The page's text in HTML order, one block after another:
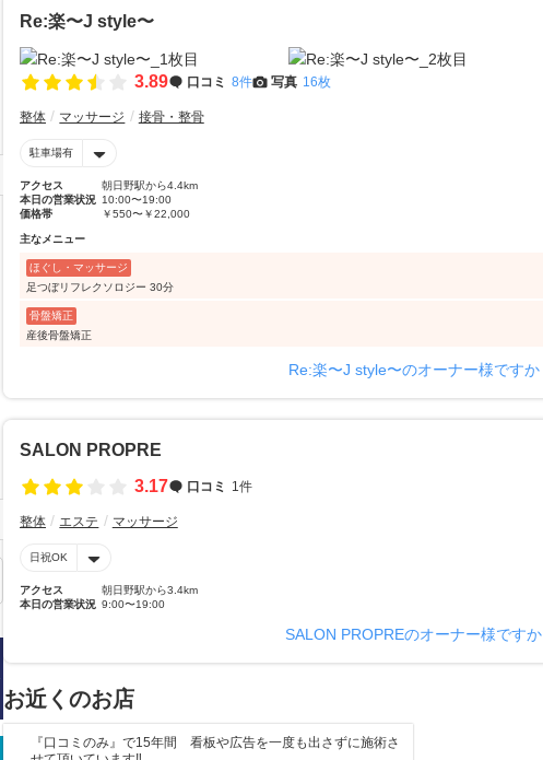
Re:楽〜J style〜
3.89 口コミ 8件 写真 16枚
整体 マッサージ 接骨・整骨
駐車場有
アクセス
朝日野駅から4.4km
本日の営業状況 10:00〜19:00
価格帯
￥550〜￥22,000
主なメニュー
ほぐし・マッサージ
足つぼリフレクソロジー 30分
骨盤矯正
産後骨盤矯正
Re:楽〜J style〜のオーナー様ですか
SALON PROPRE
3.17
口コミ 1件
整体 エステ マッサージ
日祝OK
アクセス
朝日野駅から3.4km
本日の営業状況 9:00〜19:00
SALON PROPREのオーナー様です
お近くのお店
『口コミのみ』で15年間 看板や広告を一度も出さずに施術さ